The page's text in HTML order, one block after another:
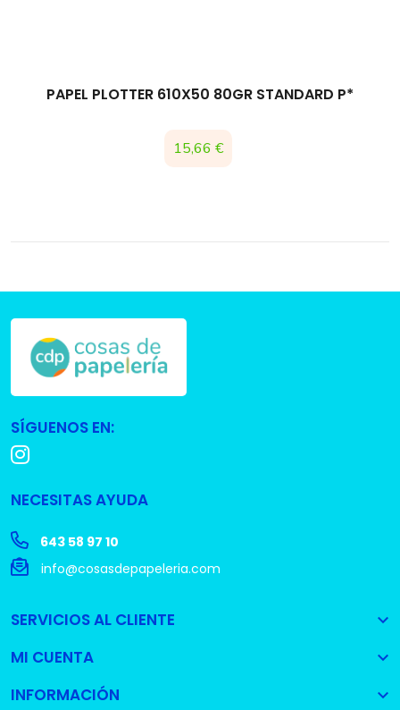
PAPEL PLOTTER 610X50 80GR STANDARD P*
Precio
15,66 €
SÍGUENOS EN:
NECESITAS AYUDA
643 58 97 10
info@cosasdepapeleria.com
SERVICIOS AL CLIENTE

MI CUENTA

INFORMACIÓN
